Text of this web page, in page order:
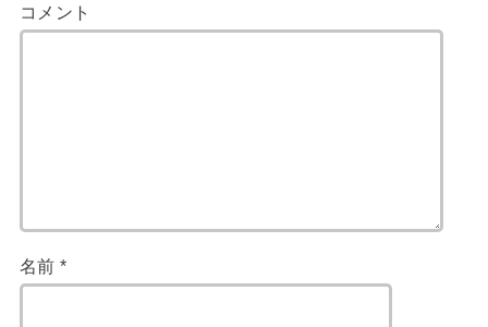
コメント
名前*